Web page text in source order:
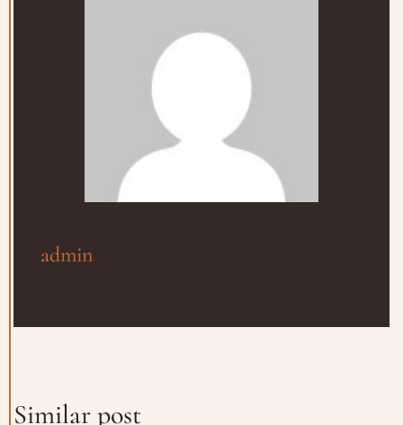
admin
Similar post